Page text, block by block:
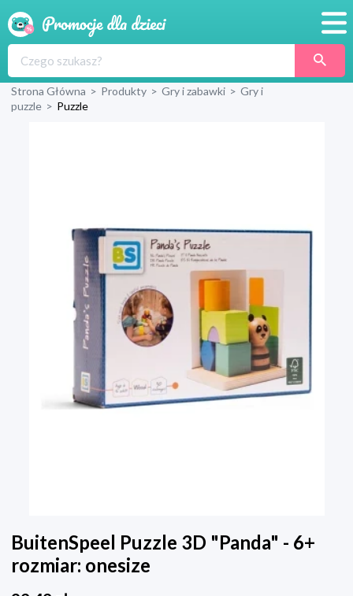
Produkty
Strona Główna > Produkty > Gry i zabawki > Gry i
puzzle > Puzzle
BuitenSpeel Puzzle 3D "Panda" - 6+
rozmiar: onesize